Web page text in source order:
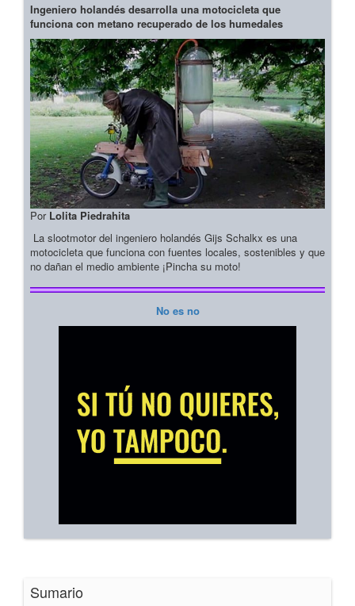
Ingeniero holandés desarrolla una motocicleta que
funciona con metano recuperado de los humedales
Por Lolita Piedrahita
La slootmotor del ingeniero holandés Gijs Schalkx es una
motocicleta que funciona con fuentes locales, sostenibles y que
no dañan el medio ambiente ¡Pincha su moto!
No es no
Sumario